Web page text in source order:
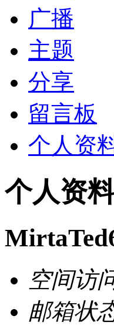
广播
主题
分享
留言板
个人资
个人资
空间访
邮箱状